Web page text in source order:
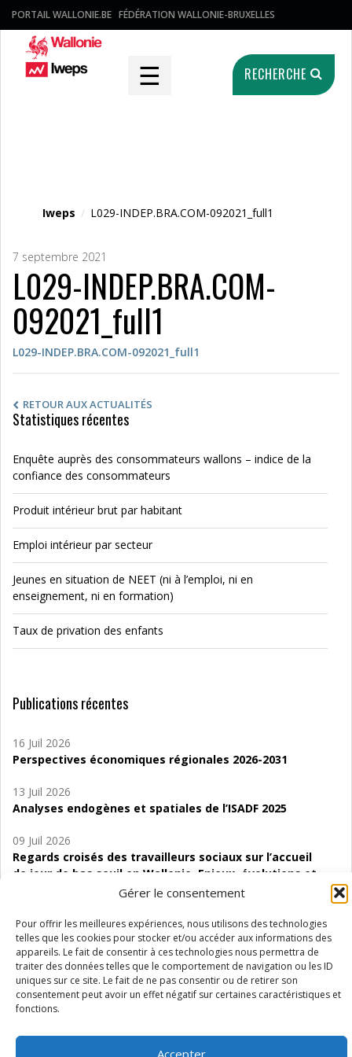
Gérer le consentement
Pour offrir les meilleures expériences, nous utilisons des technologies
telles que les cookies pour stocker et/ou accéder aux informations des
appareils. Le fait de consentir à ces technologies nous permettra de
traiter des données telles que le comportement de navigation ou les ID
uniques sur ce site. Le fait de ne pas consentir ou de retirer son
consentement peut avoir un effet négatif sur certaines caractéristiques et
fonctions.
Accepter
PORTAIL WALLONIE.BE FÉDÉRATION WALLONIE-BRUXELLES
☰ RECHERCHE
Iweps / L029-INDEP.BRA.COM-092021_full1
7 septembre 2021
L029-INDEP.BRA.COM-
092021_full1
L029-INDEP.BRA.COM-092021_full1
RETOUR AUX ACTUALITÉS
Statistiques récentes
Enquête auprès des consommateurs wallons – indice de la
confiance des consommateurs
Produit intérieur brut par habitant
Emploi intérieur par secteur
Jeunes en situation de NEET (ni à l’emploi, ni en
enseignement, ni en formation)
Taux de privation des enfants
Publications récentes
16 Juil 2026
Perspectives économiques régionales 2026-2031
13 Juil 2026
Analyses endogènes et spatiales de l’ISADF 2025
09 Juil 2026
Regards croisés des travailleurs sociaux sur l’accueil
de jour de bas seuil en Wallonie. Enjeux, évolutions et
06 Juil 2026
Étude d’évaluabilité des Structures
d’accompagnement à l’autocréation d’emploi (SAACE)
01 Juil 2026
Pénurie du personnel infirmier :quels indicateurs
Wallonie ?